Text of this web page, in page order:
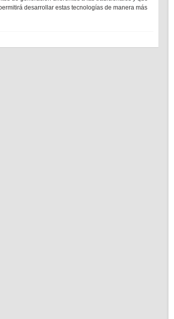
desarrollar estas tecnologías de manera más